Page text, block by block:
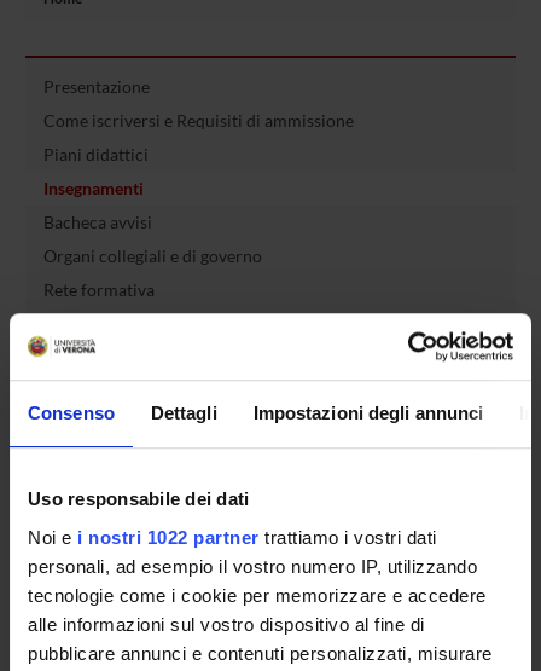
Consenso Dettagli Impostazioni degli annunci
Uso responsabile dei dati
Noi e i nostri 1022 partner trattiamo i vostri dati
personali, ad esempio il vostro numero IP, utilizzando
tecnologie come i cookie per memorizzare e accedere
alle informazioni sul vostro dispositivo al fine di
pubblicare annunci e contenuti personalizzati, misurare
Presentazione
Come iscriversi e Requisiti di ammissione
Piani didattici
Insegnamenti
Bacheca avvisi
Organi collegiali e di governo
Rete formativa
OFFERTA FORMATIVA
CORSI DI LAUREA
CORSI DI LAUREA MAGISTRALE